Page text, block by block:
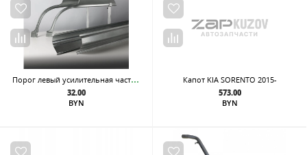
Пор
ог левый усилительная часть, из оцинкованной стали
32.00
BYN
Капот KIA SORENTO 2015-
573.00
BYN